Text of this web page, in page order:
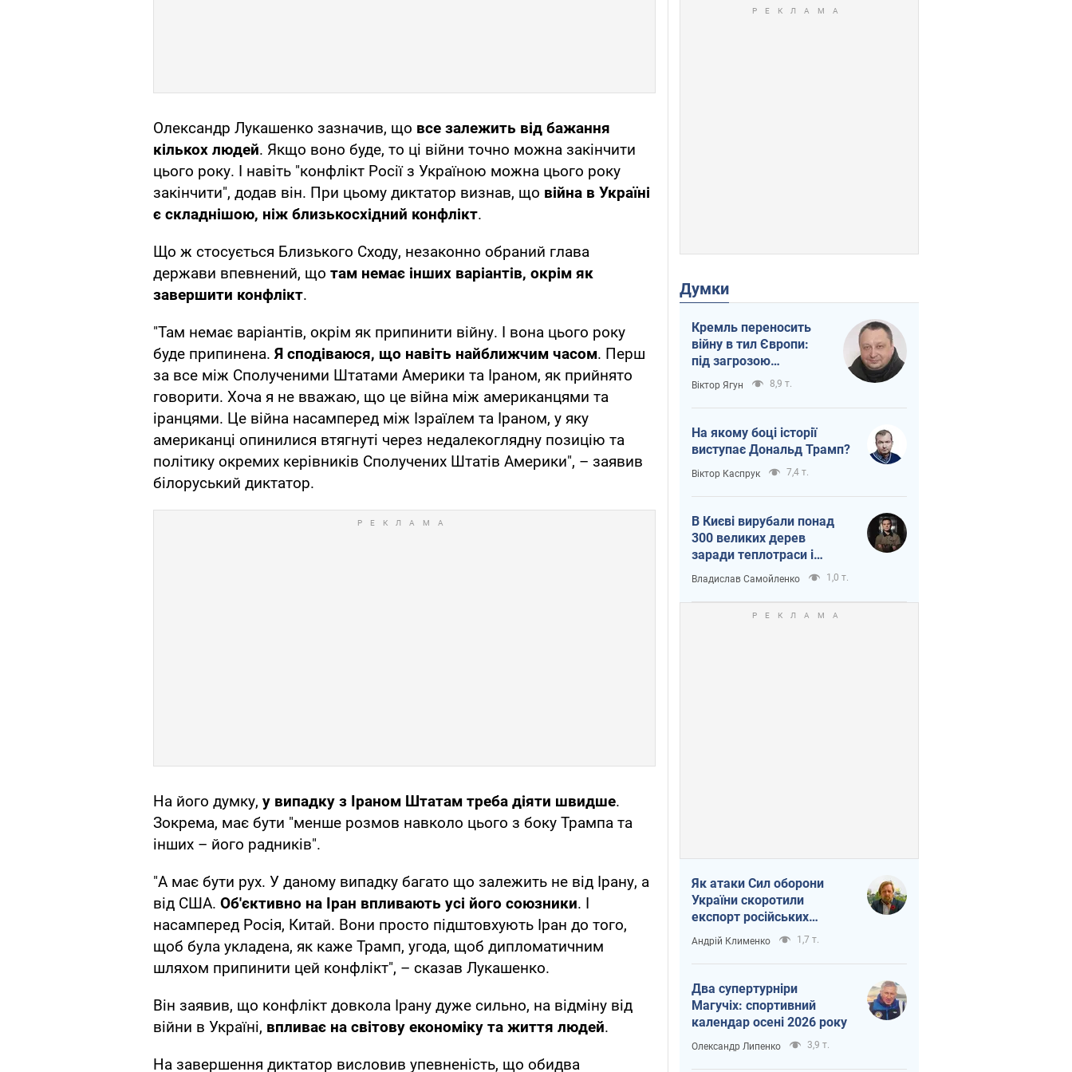
Олександр Лукашенко зазначив, що все залежить від бажання
кількох людей. Якщо воно буде, то ці війни точно можна закінчити
цього року. І навіть "конфлікт Росії з Україною можна цього року
закінчити", додав він. При цьому диктатор визнав, що війна в Україні
є складнішою, ніж близькосхідний конфлікт.
Що ж стосується Близького Сходу, незаконно обраний глава
держави впевнений, що там немає інших варіантів, окрім як
завершити конфлікт.
"Там немає варіантів, окрім як припинити війну. І вона цього року
буде припинена. Я сподіваюся, що навіть найближчим часом. Перш
за все між Сполученими Штатами Америки та Іраном, як прийнято
говорити. Хоча я не вважаю, що це війна між американцями та
іранцями. Це війна насамперед між Ізраїлем та Іраном, у яку
американці опинилися втягнуті через недалекоглядну позицію та
політику окремих керівників Сполучених Штатів Америки", – заявив
білоруський диктатор.
На його думку, у випадку з Іраном Штатам треба діяти швидше.
Зокрема, має бути "менше розмов навколо цього з боку Трампа та
інших – його радників".
"А має бути рух. У даному випадку багато що залежить не від Ірану, а
від США. Об'єктивно на Іран впливають усі його союзники. І
насамперед Росія, Китай. Вони просто підштовхують Іран до того,
щоб була укладена, як каже Трамп, угода, щоб дипломатичним
шляхом припинити цей конфлікт", – сказав Лукашенко.
Він заявив, що конфлікт довкола Ірану дуже сильно, на відміну від
війни в Україні, впливає на світову економіку та життя людей.
На завершення диктатор висловив упевненість, що обидва
Думки
Кремль переносить
війну в тил Європи:
під загрозою
критична логістика
Віктор Ягун 8,9 т.
На якому боці історії
виступає Дональд Трамп?
Віктор Каспрук 7,4 т.
В Києві вирубали понад
300 великих дерев
заради теплотраси і
всупереч Генплану
Владислав Самойленко 1,0 т.
Як атаки Сил оборони
України скоротили
експорт російських
нафтопродуктів
Андрій Клименко 1,7 т.
Два супертурніри
Магучіх: спортивний
календар осені 2026 року
Олександр Липенко 3,9 т.